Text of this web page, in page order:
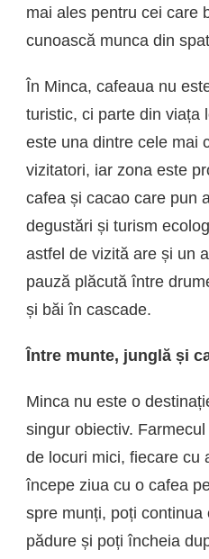
mai ales pentru cei care
cunoască munca din
În Minca, cafeaua nu
turistic, ci parte din viața
este una dintre cele mai
vizitatori, iar zona este
cafea și cacao care pun
degustări și turism
astfel de vizită are și un
pauză plăcută între
și băi în cascade.
Între munte, junglă și
Minca nu este o
singur obiectiv.
de locuri mici, fiecare cu
începe ziua cu o cafea
spre munți, poți continua
pădure și poți încheia